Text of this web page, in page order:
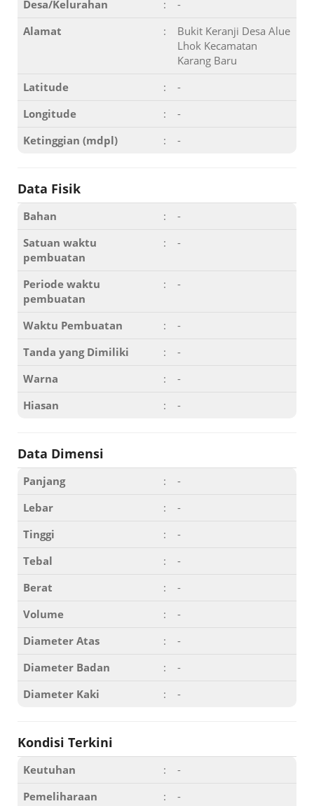
Desa/Kelurahan
:
-
Alamat
:
Bukit Keranji Desa Alue
Lhok Kecamatan
Karang Baru
Latitude
:
-
Longitude
:
-
Ketinggian (mdpl)
: -
Data Fisik
Bahan :
-
Satuan waktu
pembuatan
: -
Periode waktu
pembuatan
: -
Waktu Pembuatan :
-
Tanda yang Dimiliki
:
-
Warna
:
-
Hiasan
: -
Data Dimensi
Panjang :
-
Lebar
:
-
Tinggi
:
-
Tebal
:
-
Berat
:
-
Volume
:
-
Diameter Atas
:
-
Diameter Badan
:
-
Diameter Kaki
: -
Kondisi Terkini
Keutuhan :
-
Pemeliharaan
: -